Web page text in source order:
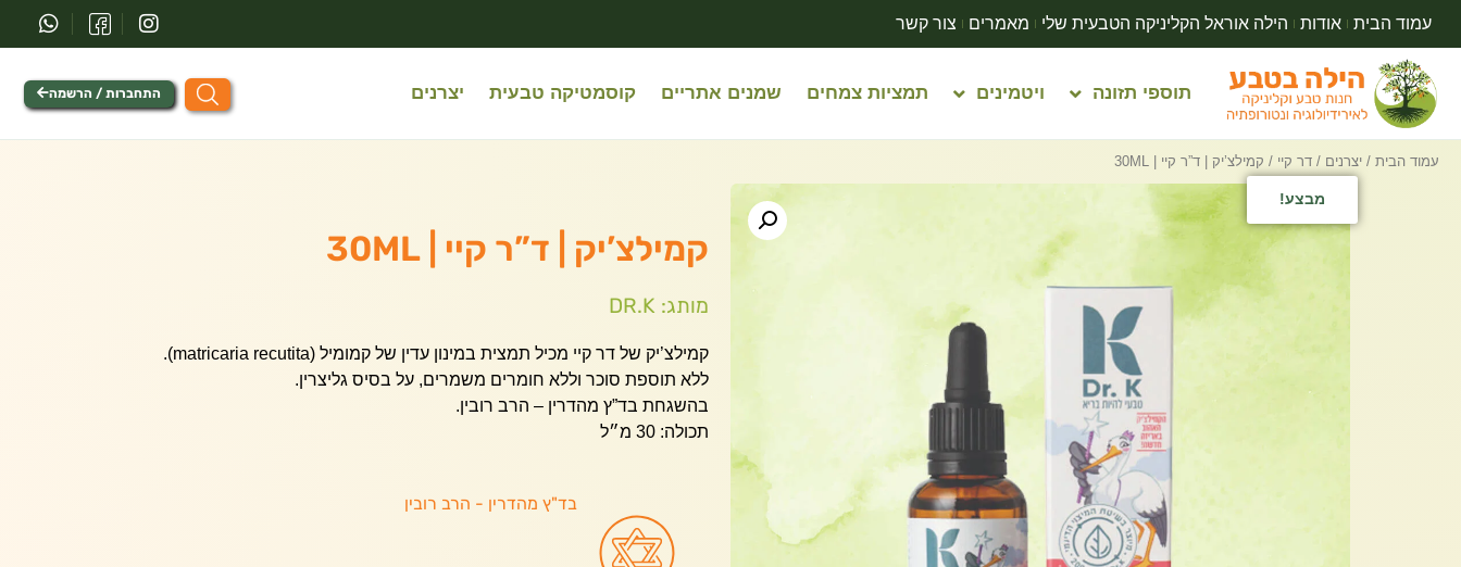
עמוד הבית אודות הילה אוראל הקליניקה הטבעית שלי מאמרים צור קשר
תוספי תזונה ויטמינים תמציות צמחים שמנים אתריים קוסמטיקה טבעית יצרנים התחברות / הרשמה
עמוד הבית / יצרנים / דר קיי / קמילצ’יק | ד”ר קיי | 30ML
מבצע!
קמילצ’יק | ד”ר קיי | 30ML
מותג: DR.K
קמילצ’יק של דר קיי מכיל תמצית במינון עדין של קמומיל (matricaria recutita).
ללא תוספת סוכר וללא חומרים משמרים, על בסיס גליצרין.
בהשגחת בד”ץ מהדרין – הרב רובין.
תכולה: 30 מ״ל
בד"ץ מהדרין - הרב רובין